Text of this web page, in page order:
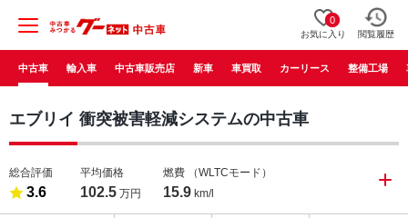
0
お気に入り 閲覧履歴
中古車 輸入車 中古車販売店 新車 車買取 カーリース 整備工場
エブリイ 衝突被害軽減システムの中古車
総合評価
3.6
平均価格
102.5 万円
燃費 （WLTCモード）
15.9 km/l